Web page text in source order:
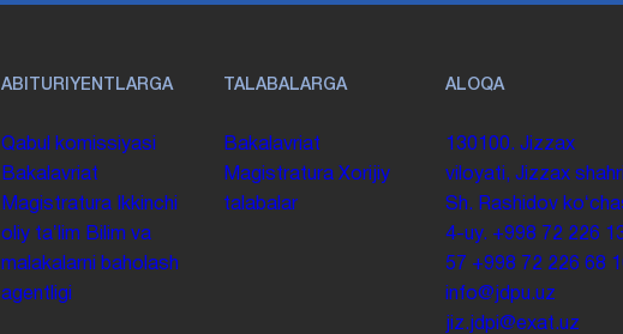
ABITURIYENTLARGA
Qabul komissiyasi
Bakalavriat
Magistratura
Ikkinchi
oliy taʼlim Bilim va
malakalarni baholash
agentligi
TALABALARGA
Bakalavriat
Magistratura Xorijiy
talabalar
ALOQA
130100. Jizzax
viloyati, Jizzax
Sh. Rashidov
4-uy. +998 72 226
57 +998 72 226 68
info@jdpu.uz
jiz.jdpi@exat.uz